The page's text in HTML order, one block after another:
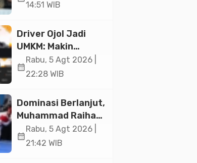
Ekonomi Senilai Rp
14:51 WIB
Driver Ojol Jadi
UMKM: Makin
Sejahtera atau
Merana? Ini
Paramadina
calendar_month
Rabu, 5 Agt 2026 |
22:28 WIB
Dominasi Berlanjut,
Muhammad Raihan
Fadila Sabet Emas
Kyorugi di Asian
calendar_month
Rabu, 5 Agt 2026 |
21:42 WIB